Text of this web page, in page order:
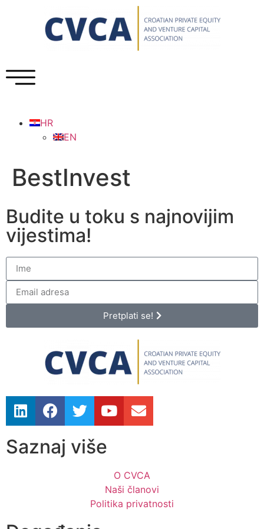
HR
EN
BestInvest
Budite u toku s najnovijim
vijestima!
Pretplati se!
Saznaj više
O CVCA
Naši članovi
Politika privatnosti